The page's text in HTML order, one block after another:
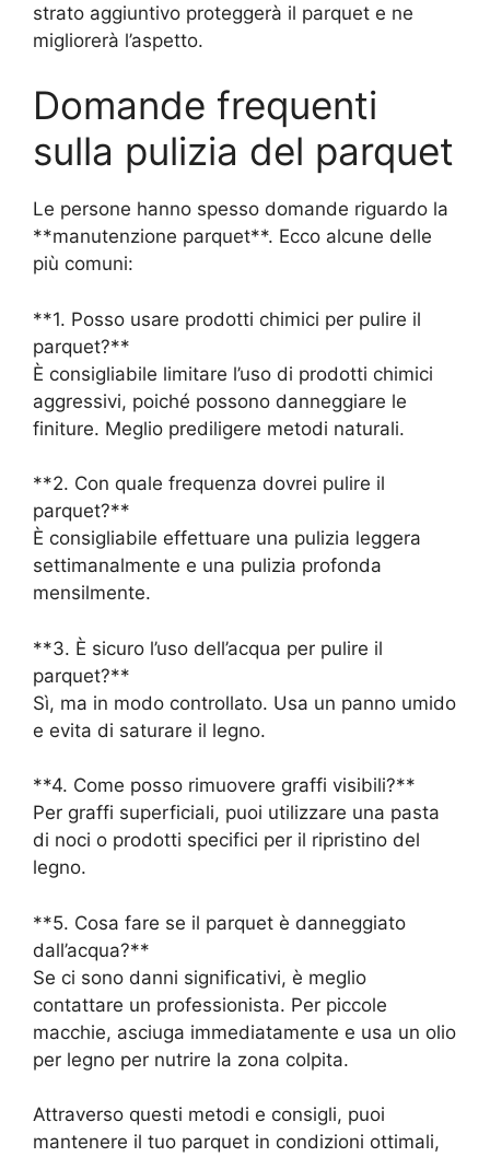
strato aggiuntivo proteggerà il parquet e ne
migliorerà l’aspetto.
Domande frequenti
sulla pulizia del parquet
Le persone hanno spesso domande riguardo la
**manutenzione parquet**. Ecco alcune delle
più comuni:
**1. Posso usare prodotti chimici per pulire il
parquet?**
È consigliabile limitare l’uso di prodotti chimici
aggressivi, poiché possono danneggiare le
finiture. Meglio prediligere metodi naturali.
**2. Con quale frequenza dovrei pulire il
parquet?**
È consigliabile effettuare una pulizia leggera
settimanalmente e una pulizia profonda
mensilmente.
**3. È sicuro l’uso dell’acqua per pulire il
parquet?**
Sì, ma in modo controllato. Usa un panno umido
e evita di saturare il legno.
**4. Come posso rimuovere graffi visibili?**
Per graffi superficiali, puoi utilizzare una pasta
di noci o prodotti specifici per il ripristino del
legno.
**5. Cosa fare se il parquet è danneggiato
dall’acqua?**
Se ci sono danni significativi, è meglio
contattare un professionista. Per piccole
macchie, asciuga immediatamente e usa un olio
per legno per nutrire la zona colpita.
Attraverso questi metodi e consigli, puoi
mantenere il tuo parquet in condizioni ottimali,